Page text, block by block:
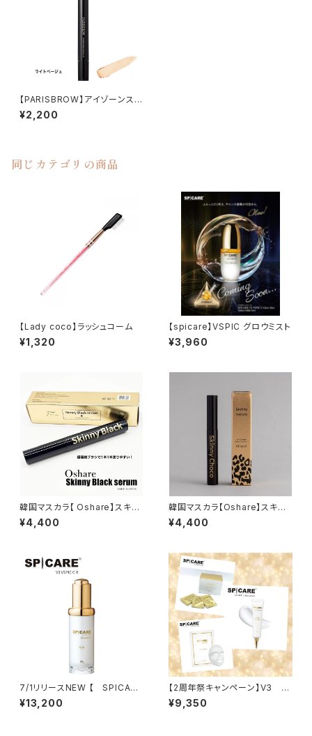
【PARISBROW】アイゾーンステ
ィックコンシーラー
¥2,200
同じカテゴリの商品
【Lady coco】ラッシュコーム
¥1,320
【spicare】VSPIC グロウミスト
¥3,960
韓国マスカラ【 Oshare】スキニ
ーブラックセラム
¥4,400
韓国マスカラ【Oshare】スキニ
ーチョコ 5㎖
¥4,400
7/1リリースNEW 【 SPICARE
】V3 VSPIC R
¥13,200
【2周年祭キャンペーン】V3 V
SPIC Cサンセラム＋Cマスク
＋デリバリーC 3点セット
¥9,350